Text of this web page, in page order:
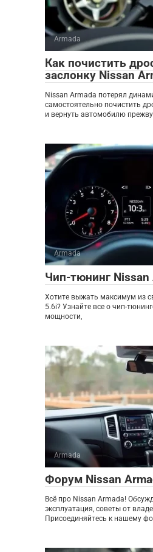
Armada
Как почистить
заслонку Nissan
Nissan Armada потерял
самостоятельно почистить
и вернуть автомобилю
Armada
Чип-тюнинг Nissan
Хотите выжать максимум из
5.6i? Узнайте все о чип-
мощности,
Armada
Форум Nissan
Всё про Nissan Armada!
эксплуатация, советы от
Присоединяйтесь к нашему